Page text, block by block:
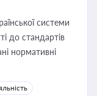
системи
до стандартів
нормативні